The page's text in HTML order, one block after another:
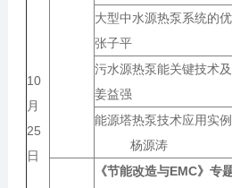
10
月
25
日
大型中水源热泵系统
张子平
污水源热泵能关键
姜益强
能源塔热泵技术应用实
杨源涛
《节能改造与EMC》专